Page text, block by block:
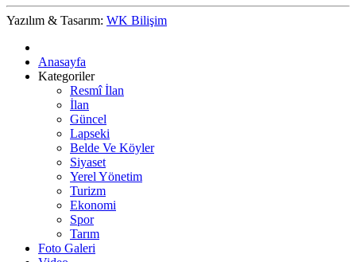
Yazılım & Tasarım: WK Bilişim
Anasayfa
Kategoriler
Resmî İlan
İlan
Güncel
Lapseki
Belde Ve Köyler
Siyaset
Yerel Yönetim
Turizm
Ekonomi
Spor
Tarım
Foto Galeri